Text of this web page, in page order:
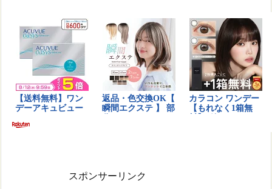
スポンサーリンク